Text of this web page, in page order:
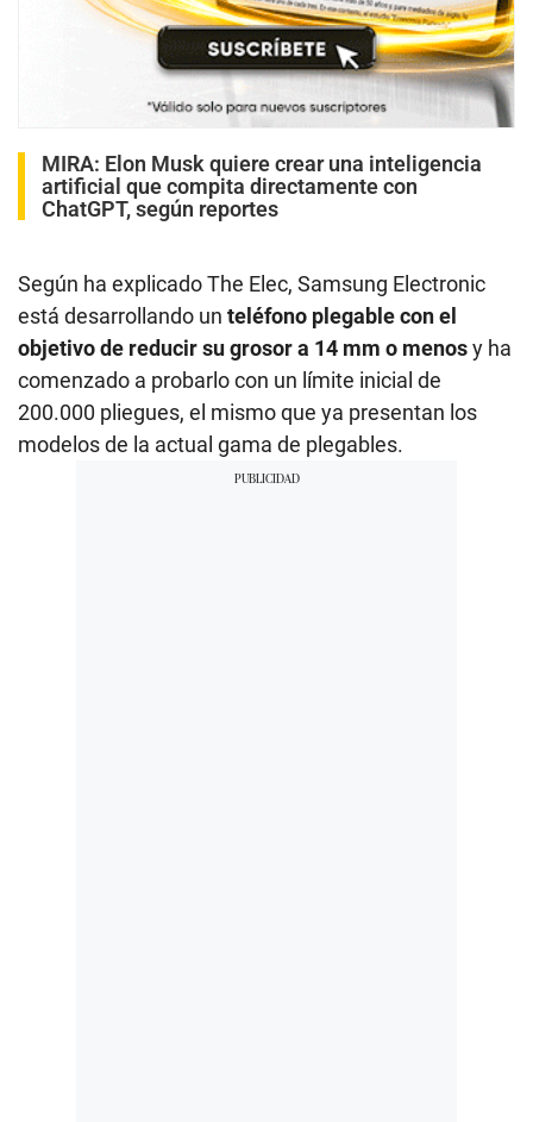
MIRA: Elon Musk quiere crear una inteligencia
artificial que compita directamente con
ChatGPT, según reportes
Según ha explicado The Elec, Samsung Electronic
está desarrollando un teléfono plegable con el
objetivo de reducir su grosor a 14 mm o menosy ha
comenzado a probarlo con un límite inicial de
200.000 pliegues, el mismo que ya presentan los
modelos de la actual gama de plegables.